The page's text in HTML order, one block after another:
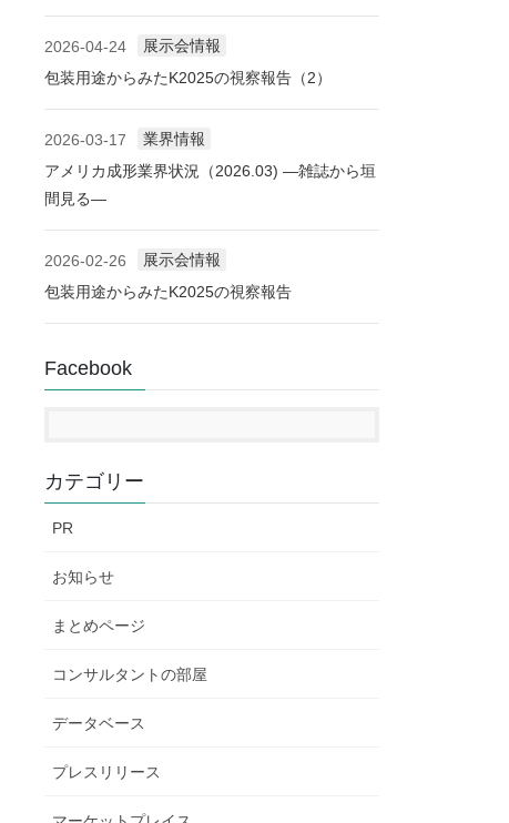
2026-04-24
展示会情報
包装用途からみたK2025の視察報告（2）
2026-03-17
業界情報
アメリカ成形業界状況（2026.03) ―雑誌から垣
間見る―
2026-02-26
展示会情報
包装用途からみたK2025の視察報告
Facebook
カテゴリー
PR
お知らせ
まとめページ
コンサルタントの部屋
データベース
プレスリリース